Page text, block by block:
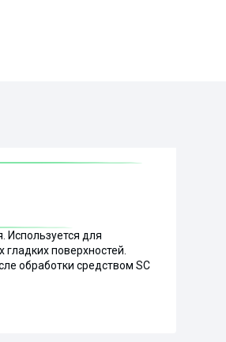
Используется для
поверхностей.
обработки средством SC